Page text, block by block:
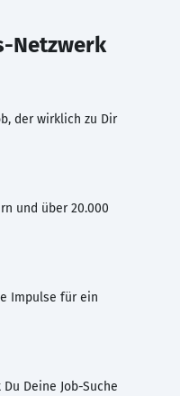
Netzwerk
der wirklich zu Dir
und über 20.000
Impulse für ein
Deine Job-Suche